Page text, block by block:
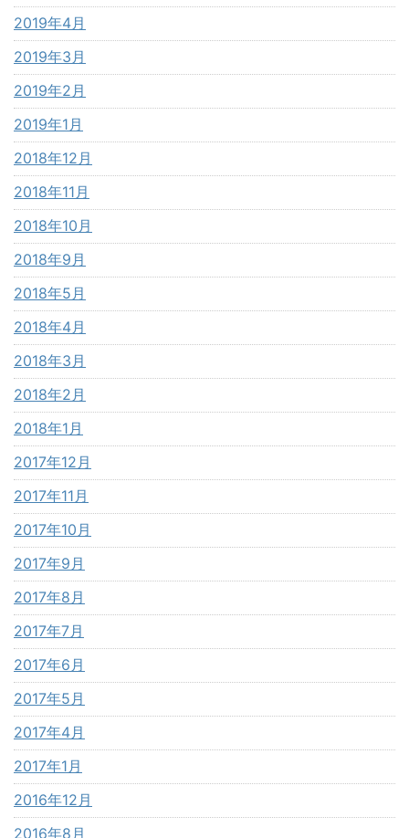
2019年4月
2019年3月
2019年2月
2019年1月
2018年12月
2018年11月
2018年10月
2018年9月
2018年5月
2018年4月
2018年3月
2018年2月
2018年1月
2017年12月
2017年11月
2017年10月
2017年9月
2017年8月
2017年7月
2017年6月
2017年5月
2017年4月
2017年1月
2016年12月
2016年8月